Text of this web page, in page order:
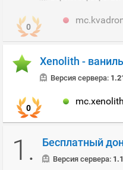
0
Xenolith -
Версия сервера:
0
1. Бесплатный
Версия сервера: